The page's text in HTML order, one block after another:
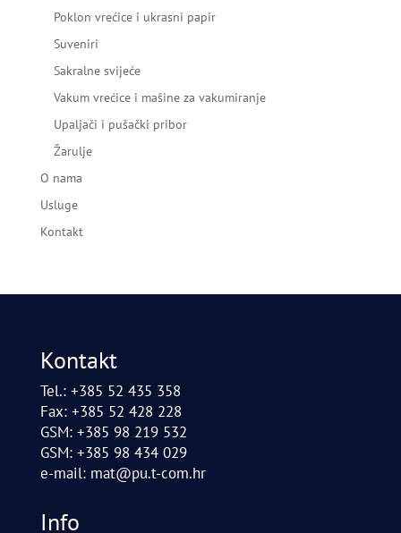
Poklon vrećice i ukrasni papir
Suveniri
Sakralne svijeće
Vakum vrećice i mašine za vakumiranje
Upaljači i pušački pribor
Žarulje
O nama
Usluge
Kontakt
Kontakt
Tel.: +385 52 435 358
Fax: +385 52 428 228
GSM: +385 98 219 532
GSM: +385 98 434 029
e-mail: mat@pu.t-com.hr
Info